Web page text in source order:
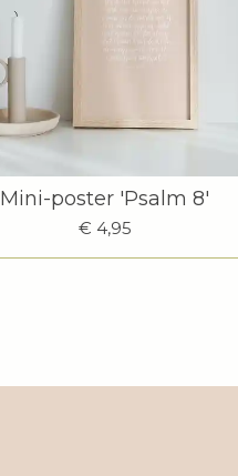
Mini-poster 'Psalm 8'
€ 4,95